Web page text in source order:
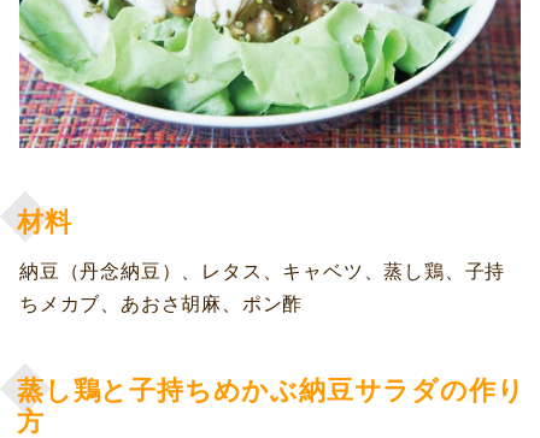
材料
納豆（丹念納豆）、レタス、キャベツ、蒸し鶏、子持
ちメカブ、あおさ胡麻、ポン酢
蒸し鶏と子持ちめかぶ納豆サラダの作り
方